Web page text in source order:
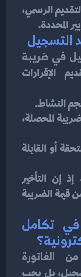
المحددة.
التسجيل
النشاط.
من الضروري الالتزام بالمواعيد، إذ إن التأخير
من